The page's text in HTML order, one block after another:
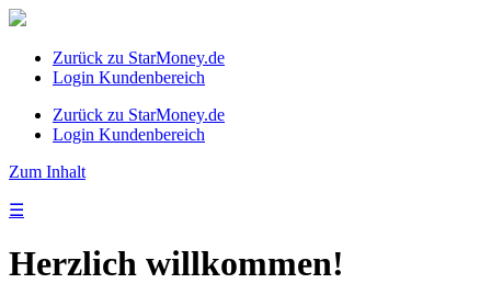
Zurück zu StarMoney.de
Login Kundenbereich
Zurück zu StarMoney.de
Login Kundenbereich
Zum Inhalt
☰
Herzlich willkommen!